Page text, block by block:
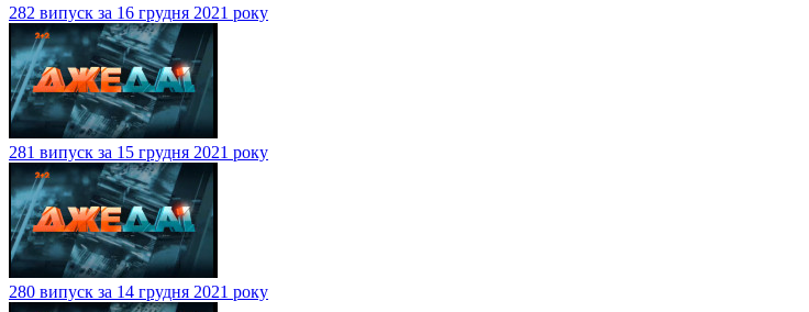
282 випуск за 16 грудня 2021 року
281 випуск за 15 грудня 2021 року
280 випуск за 14 грудня 2021 року